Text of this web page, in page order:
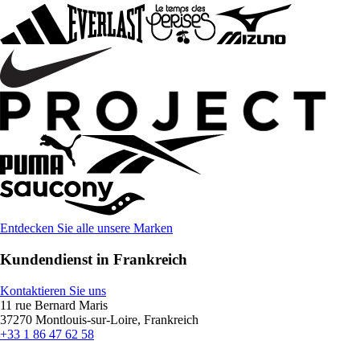
Entdecken Sie alle unsere Marken
Kundendienst in Frankreich
Kontaktieren Sie uns
11 rue Bernard Maris
37270 Montlouis-sur-Loire, Frankreich
+33 1 86 47 62 58